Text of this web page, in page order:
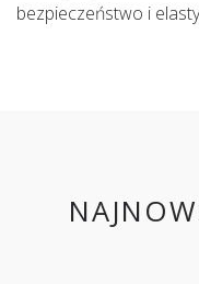
bezpieczeństwo i